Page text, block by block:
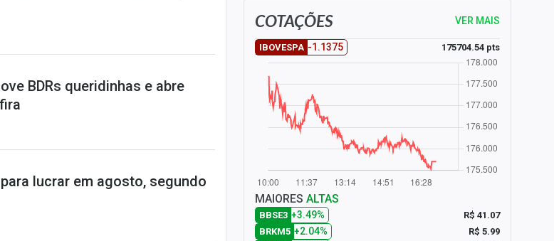
BDRs queridinhas e abre
lucrar em agosto, segundo
COTAÇÕES VER MAIS
IBOVESPA -1.1375 175704.54 pts
MAIORES ALTAS
BBSE3 +3.49%
R$ 41.07
BRKM5 +2.04%
R$ 5.99